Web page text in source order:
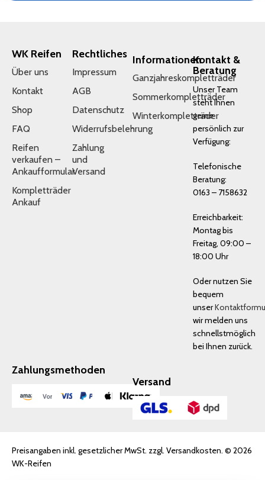
WK Reifen
Über uns
Kontakt
Shop
FAQ
Reifen
verkaufen –
Ankaufformular
Kompletträder
Ankauf
Rechtliches
Impressum
AGB
Datenschutz
Widerrufsbelehrung
Zahlung
und
Versand
Informationen
Ganzjahreskompletträder
Sommerkompletträder
Winterkompletträder
Kontakt &
Beratung
Unser Team
steht Ihnen
gerne
persönlich zur
Verfügung:
Telefonische
Beratung:
0163 – 7158632
Erreichbarkeit:
Montag bis
Freitag, 09:00 –
18:00 Uhr
Oder nutzen Sie
bequem
unser
wir melden uns
schnellstmöglich
bei Ihnen zurück.
Zahlungsmethoden
Versand
Preisangaben inkl. gesetzlicher MwSt. zzgl. Versandkosten. © 2026
WK-Reifen